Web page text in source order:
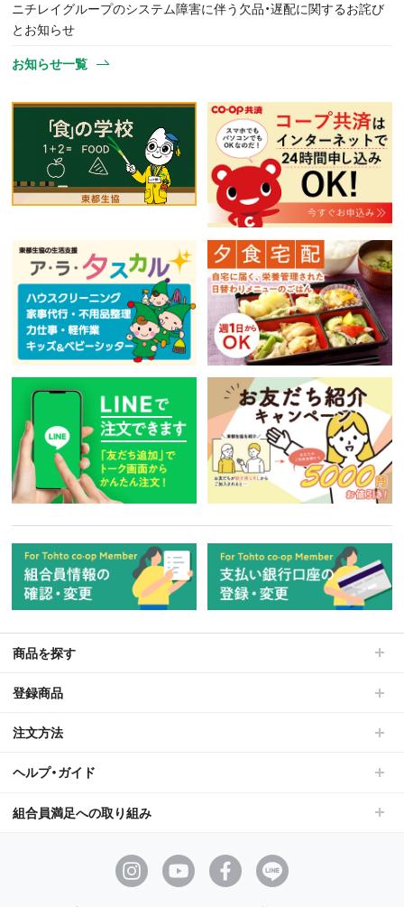
ニチレイグループのシステム障害に伴う欠品・遅配に関するお詫び
とお知らせ
お知らせ一覧
商品を探す
登録商品
注文方法
ヘルプ・ガイド
組合員満足への取り組み